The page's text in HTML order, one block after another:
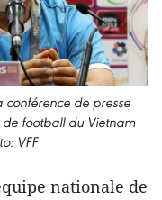
conférence de presse
football du Vietnam
VFF
nationale de